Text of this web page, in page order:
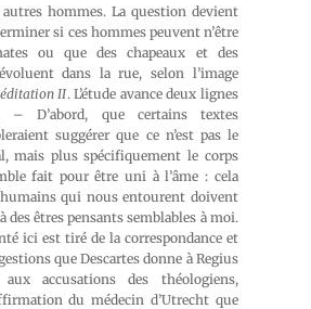
hommes. La question devient
si ces hommes peuvent n’être
ou que des chapeaux et des
dans la rue, selon l’image
II. L’étude avance deux lignes
– D’abord, que certains textes
suggérer que ce n’est pas le
mais plus spécifiquement le corps
fait pour être uni à l’âme : cela
qui nous entourent doivent
des êtres pensants semblables à moi.
ici est tiré de la correspondance et
que Descartes donne à Regius
accusations des théologiens,
du médecin d’Utrecht que